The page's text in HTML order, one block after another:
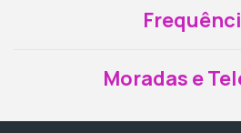
Moradas e